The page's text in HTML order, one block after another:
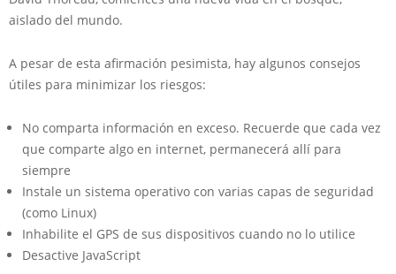
aislado del mundo.
A pesar de esta afirmación pesimista, hay algunos consejos
útiles para minimizar los riesgos:
No comparta información en exceso. Recuerde que cada vez
que comparte algo en internet, permanecerá allí para
siempre
Instale un sistema operativo con varias capas de seguridad
(como Linux)
Inhabilite el GPS de sus dispositivos cuando no lo utilice
Desactive JavaScript